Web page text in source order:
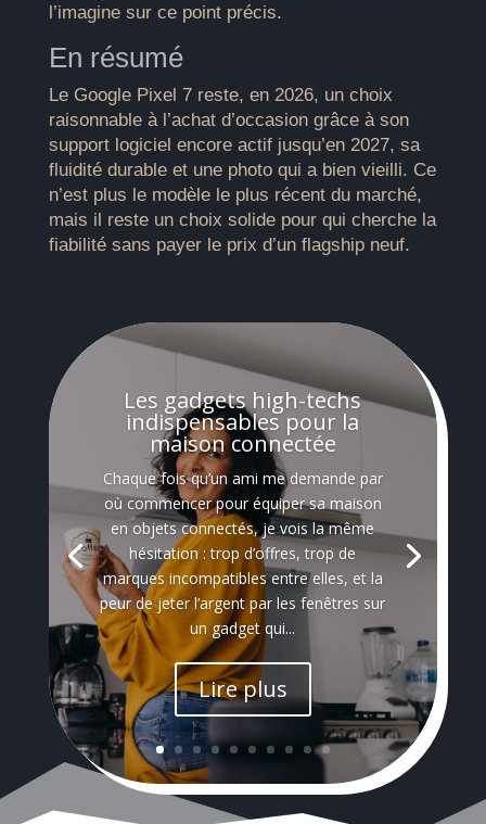
l’imagine sur ce point précis.
En résumé
Le Google Pixel 7 reste, en 2026, un choix
raisonnable à l’achat d’occasion grâce à son
support logiciel encore actif jusqu’en 2027, sa
fluidité durable et une photo qui a bien vieilli. Ce
n’est plus le modèle le plus récent du marché,
mais il reste un choix solide pour qui cherche la
fiabilité sans payer le prix d’un flagship neuf.
Les gadgets high-techs
indispensables pour la
maison connectée
Chaque fois qu’un ami me demande par
où commencer pour équiper sa maison
en objets connectés, je vois la même
hésitation : trop d’offres, trop de
marques incompatibles entre elles, et la
peur de jeter l’argent par les fenêtres sur
un gadget qui...
Lire plus